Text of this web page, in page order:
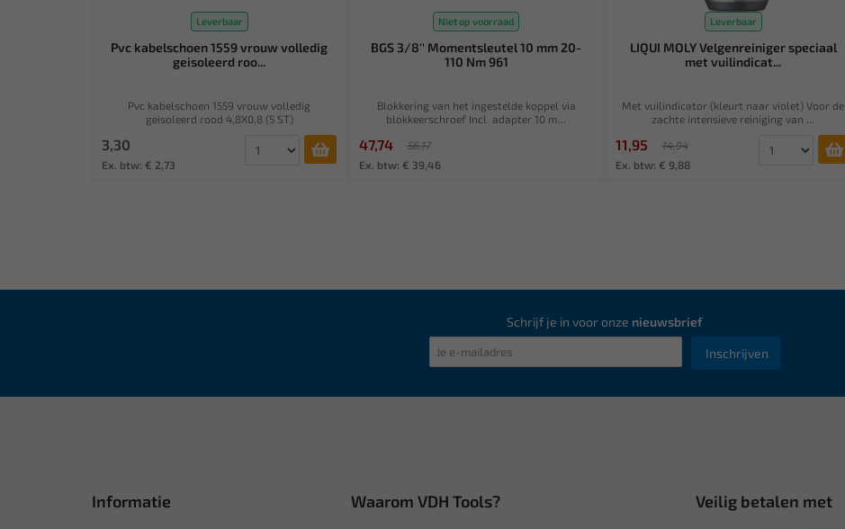
Leverbaar
Pvc kabelschoen 1559 vrouw volledig
geisoleerd roo...
Pvc kabelschoen 1559 vrouw volledig
geisoleerd rood 4,8X0,8 (5 ST)
3,30
Ex. btw: € 2,73
Niet op voorraad
BGS 3/8'' Momentsleutel 10 mm 20-
110 Nm 961
Blokkering van het ingestelde koppel via
blokkeerschroef Incl. adapter 10 m...
47,74
56,17
Ex. btw: € 39,46
Leverbaar
LIQUI MOLY Velgenreiniger speciaal
met vuilindicat...
Met vuilindicator (kleurt naar violet) Voor de
zachte intensieve reiniging van ...
11,95
14,94
Ex. btw: € 9,88
Schrijf je in voor onze nieuwsbrief
Inschrijven
Informatie Waarom VDH Tools? Veilig betalen met